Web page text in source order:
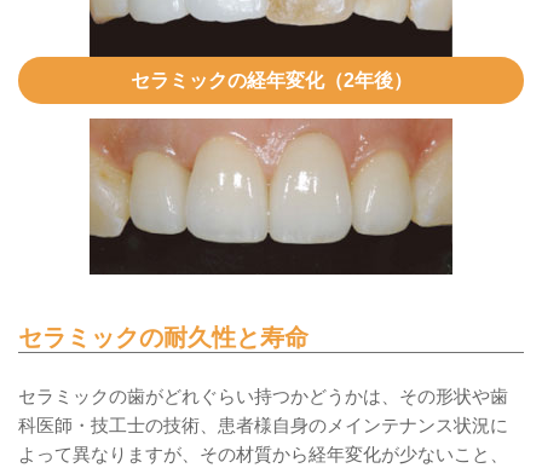
セラミックの経年変化（2年後）
セラミックの耐久性と寿命
セラミックの歯がどれぐらい持つかどうかは、その形状や歯
科医師・技工士の技術、患者様自身のメインテナンス状況に
よって異なりますが、その材質から経年変化が少ないこと、